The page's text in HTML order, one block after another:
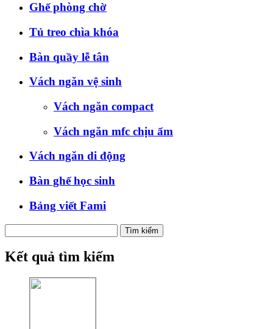
Ghế phòng chờ
Tủ treo chìa khóa
Bàn quầy lễ tân
Vách ngăn vệ sinh
Vách ngăn compact
Vách ngăn mfc chịu ẩm
Vách ngăn di động
Bàn ghế học sinh
Bảng viết Fami
Tìm kiếm
Kết quả tìm kiếm